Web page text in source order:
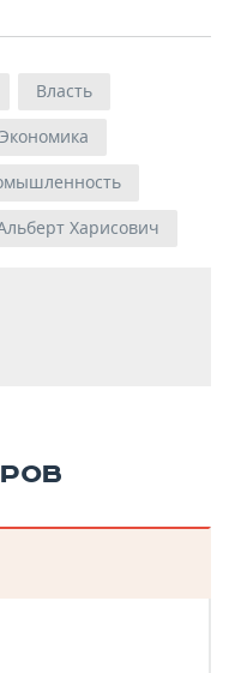
Власть
Экономика
Харисович